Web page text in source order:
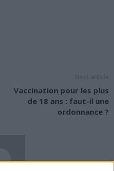
Vaccination pour les plus
de 18 ans : faut-il une
ordonnance ?